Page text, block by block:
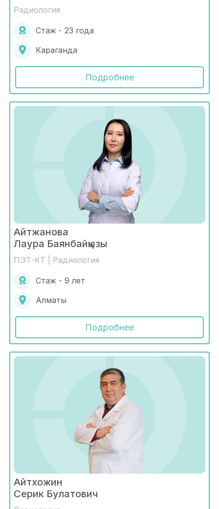
Радиология
Стаж - 23 года
Караганда
Подробнее
Айтжанова
Лаура Баянбайқызы
ПЭТ-КТ | Радиология
Стаж - 9 лет
Алматы
Подробнее
Айтхожин
Серик Булатович